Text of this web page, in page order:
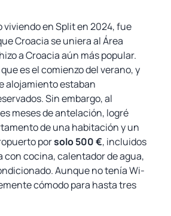
en Split en 2024, fue
Croacia se uniera al Área
a Croacia aún más popular.
es el comienzo del verano, y
alojamiento estaban
Sin embargo, al
meses de antelación, logré
de una habitación y un
porsolo 500 €, incluidos
con cocina, calentador de agua,
Aunque no tenía Wi-
cómodo para hasta tres